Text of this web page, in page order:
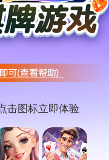
击图标立即体验